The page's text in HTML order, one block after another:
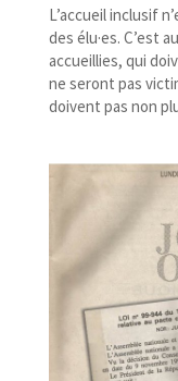
L’accueil inclusif
des élu·es. C’est
accueillies, qui
ne seront pas
doivent pas non